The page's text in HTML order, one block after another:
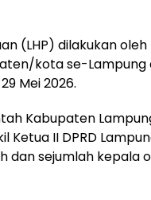
(LHP) dilakukan oleh
kota se-Lampung
Mei 2026.
Kabupaten
Ketua II DPRD
dan sejumlah kepala